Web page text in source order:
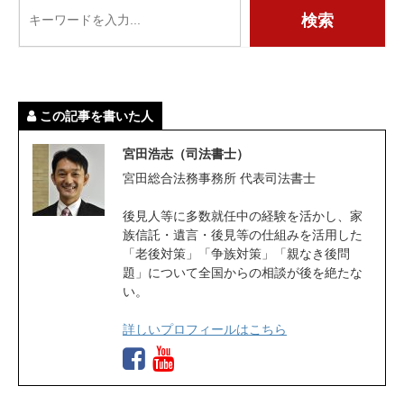
この記事を書いた人
宮田浩志（司法書士）
宮田総合法務事務所 代表司法書士
後見人等に多数就任中の経験を活かし、家
族信託・遺言・後見等の仕組みを活用した
「老後対策」「争族対策」「親なき後問
題」について全国からの相談が後を絶たな
い。
詳しいプロフィールはこちら